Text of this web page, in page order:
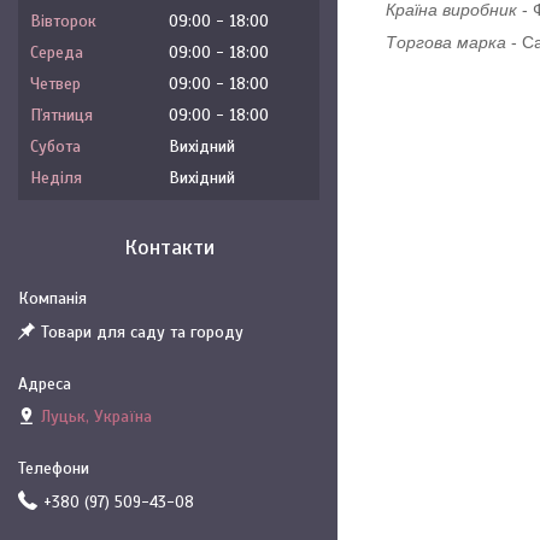
Країна виробник -
Торгова марка -
Вівторок
09:00
18:00
Середа
09:00
18:00
Четвер
09:00
18:00
Пʼятниця
09:00
18:00
Субота
Вихідний
Неділя
Вихідний
Контакти
Товари для саду та городу
Луцьк, Україна
+380 (97) 509-43-08